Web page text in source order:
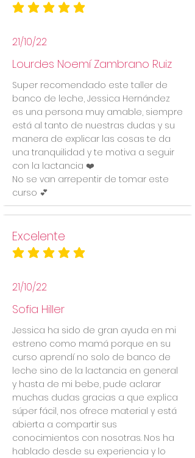
la calificación promedio es 5 de 5
21/10/22
Lourdes Noemí Zambrano Ruiz
Super recomendado este taller de
banco de leche, Jessica Hernández
es una persona muy amable, siempre
está al tanto de nuestras dudas y su
manera de explicar las cosas te da
una tranquilidad y te motiva a seguir
con la lactancia ❤️
No se van arrepentir de tomar este
curso 💕
Excelente
la calificación promedio es 5 de 5
21/10/22
Sofia Hiller
Jessica ha sido de gran ayuda en mi
estreno como mamá porque en su
curso aprendí no solo de banco de
leche sino de la lactancia en general
y hasta de mi bebe, pude aclarar
muchas dudas gracias a que explica
súper fácil, nos ofrece material y está
abierta a compartir sus
conocimientos con nosotras. Nos ha
hablado desde su experiencia y lo